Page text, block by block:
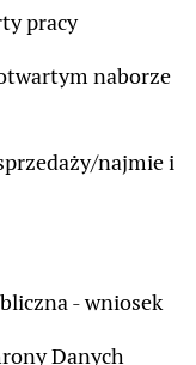
pracy
naborze
najmie i
- wniosek
Danych